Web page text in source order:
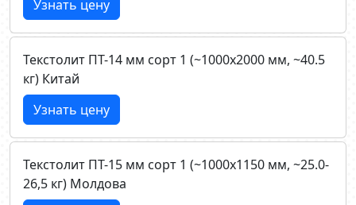
Узнать цену
Текстолит ПТ-14 мм сорт 1 (~1000х2000 мм, ~40.5
кг) Китай
Узнать цену
Текстолит ПТ-15 мм сорт 1 (~1000х1150 мм, ~25.0-
26,5 кг) Молдова